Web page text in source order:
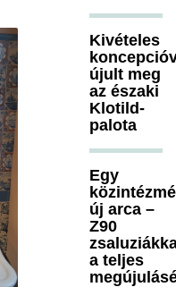
Kivételes
újult meg
az északi
Klotild-
palota
Egy
új arca –
Z90
a teljes